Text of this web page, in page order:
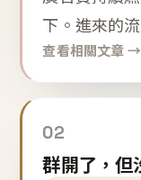
下。進來的
查看相關文章 →
02
群開了，但